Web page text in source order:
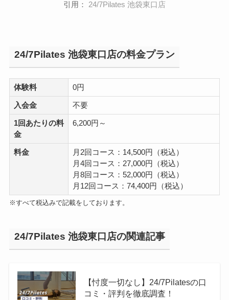
引用： 24/7Pilates 池袋東口店
24/7Pilates 池袋東口店の料金プラン
体験料 0円
入会金 不要
1回あたりの料
金
6,200円～
料金
月2回コース：14,500円（税込）
月4回コース：27,000円（税込）
月8回コース：52,000円（税込）
月12回コース：74,400円（税込）
※すべて税込みで記載をしております。
24/7Pilates 池袋東口店の関連記事
【忖度一切なし】24/7Pilatesの口
コミ・評判を徹底調査！